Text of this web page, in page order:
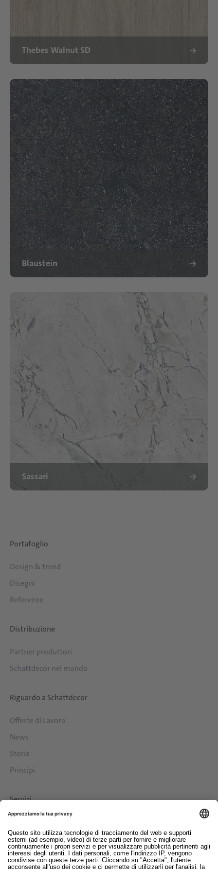
Thebes Walnut SD
Blaustein
Sassari
Portafoglio
Design & trend
Disegni
Referenze
Distribuzione
Partner produttori
Schattdecor nel mondo
Riguardo a Schattdecor
Offerte di Lavoro
News
Storia
Principi
Servizi
Contatto
EDI